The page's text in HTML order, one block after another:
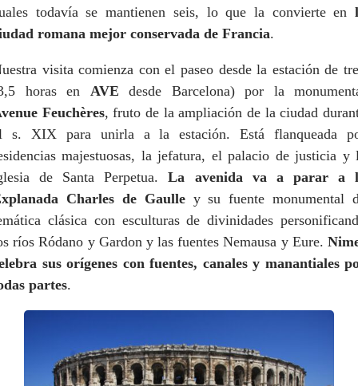
todavía se mantienen seis, lo que la convierte en
romana mejor conservada de Francia.
visita comienza con el paseo desde la estación de
horas en AVE desde Barcelona) por la
Feuchères, fruto de la ampliación de la ciudad
s. XIX para unirla a la estación. Está flanqueada
majestuosas, la jefatura, el palacio de justicia y
de Santa Perpetua.La avenida va a parar a
Charles de Gaulley su fuente monumental
clásica con esculturas de divinidades
ríos Ródano y Gardon y las fuentes Nemausa y Eure.
sus orígenes con fuentes, canales y manantiales
partes.